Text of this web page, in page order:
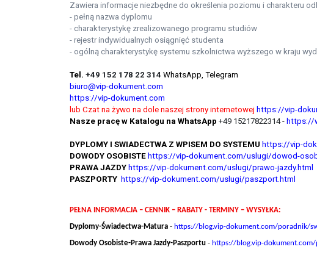
Zawiera informacje niezbędne do określenia poziomu i charakteru
- pełną nazwa dyplomu
- charakterystykę zrealizowanego programu studiów
- rejestr indywidualnych osiągnięć studenta
- ogólną charakterystykę systemu szkolnictwa wyższego w kraju
Tel. +49 152 178 22 314 WhatsApp, Telegram
biuro@vip-dokument.com
https://vip-dokument.com
lub Czat na żywo na dole naszej strony internetowej https://vip-
Nasze pracę w Katalogu na WhatsApp +49 15217822314 - https://
DYPLOMY I SWIADECTWA Z WPISEM DO SYSTEMU https://vip-
DOWODY OSOBISTE https://vip-dokument.com/uslugi/dowod-
PRAWA JAZDY https://vip-dokument.com/uslugi/prawo-jazdy.html
PASZPORTY https://vip-dokument.com/uslugi/paszport.html
PEŁNA INFORMACJA – CENNIK – RABATY - TERMINY – WYSYŁKA:
Dyplomy-Świadectwa-Matura - https://blog.vip-dokument.com/poradnik/
Dowody Osobiste-Prawa Jazdy-Paszportu - https://blog.vip-